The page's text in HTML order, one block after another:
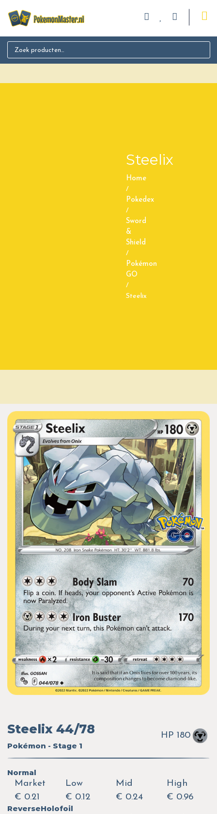
Search for:
Steelix
Home
/
Pokedex
/
Sword
&
Shield
/
Pokémon
GO
/
Steelix
Steelix 44/78
Pokémon - Stage 1
HP 180
Normal
Market
€ 0.21
Low
€ 0.12
Mid
€ 0.24
High
€ 0.96
ReverseHolofoil